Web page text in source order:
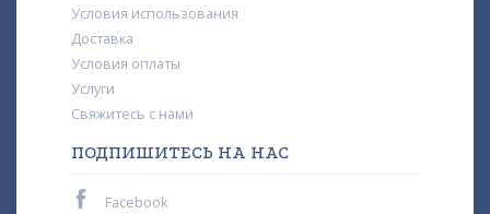
Условия использования
Доставка
Условия оплаты
Услуги
Свяжитесь с нами
ПОДПИШИТЕСЬ НА НАС
Facebook